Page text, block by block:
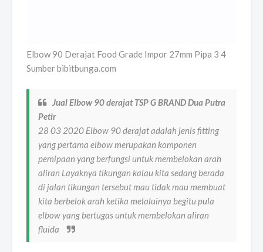
Elbow 90 Derajat Food Grade Impor 27mm Pipa 3 4
Sumber bibitbunga.com
Jual Elbow 90 derajat TSP G BRAND Dua Putra
Petir
28 03 2020 Elbow 90 derajat adalah jenis fitting
yang pertama elbow merupakan komponen
pemipaan yang berfungsi untuk membelokan arah
aliran Layaknya tikungan kalau kita sedang berada
di jalan tikungan tersebut mau tidak mau membuat
kita berbelok arah ketika melaluinya begitu pula
elbow yang bertugas untuk membelokan aliran
fluida